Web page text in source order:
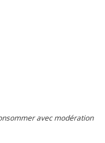
4cl.
4cl.
avec modération